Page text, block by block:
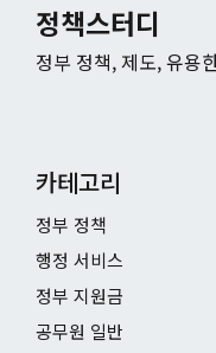
정책스터디
정부 정책, 제도, 유용
카테고리
정부 정책
행정 서비스
정부 지원금
공무원 일반